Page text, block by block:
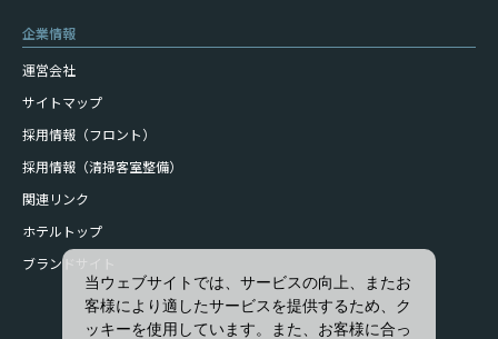
企業情報
運営会社
サイトマップ
採用情報（フロント）
採用情報（清掃客室整備）
関連リンク
ホテルトップ
ブランドサイト
当ウェブサイトでは、サービスの向上、またお
客様により適したサービスを提供するため、ク
ッキーを使用しています。また、お客様に合っ